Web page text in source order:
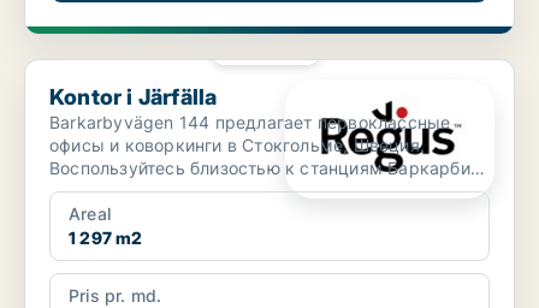
Kontor i Järfälla
Kontor i Järfälla
Barkarbyvägen 144 предлагает первоклассные
офисы и коворкинги в Стокгольме, Швеция.
Воспользуйтесь близостью к станциям Баркарби и
Якобсберг, чтобы легко доб...
Areal
1 297 m2
Pris pr. md.